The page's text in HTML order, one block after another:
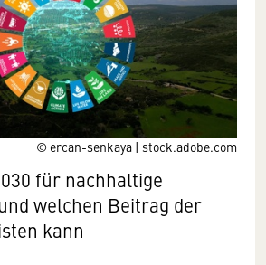
© ercan-senkaya | stock.adobe.com
für nachhaltige
welchen Beitrag der
kann